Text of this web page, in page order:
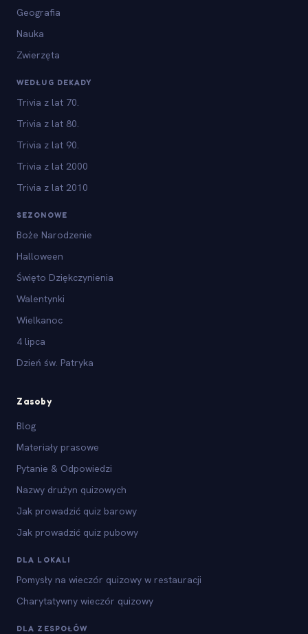
Geografia
Nauka
Zwierzęta
WEDŁUG DEKADY
Trivia z lat 70.
Trivia z lat 80.
Trivia z lat 90.
Trivia z lat 2000
Trivia z lat 2010
SEZONOWE
Boże Narodzenie
Halloween
Święto Dziękczynienia
Walentynki
Wielkanoc
4 lipca
Dzień św. Patryka
Zasoby
Blog
Materiały prasowe
Pytanie & Odpowiedzi
Nazwy drużyn quizowych
Jak prowadzić quiz barowy
Jak prowadzić quiz pubowy
DLA LOKALI
Pomysły na wieczór quizowy w restauracji
Charytatywny wieczór quizowy
DLA ZESPOŁÓW